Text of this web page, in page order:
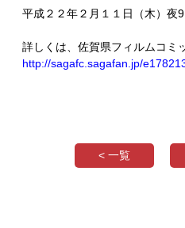
平成２２年２月１１日（木）夜
詳しくは、佐賀県フィルムコミ
http://sagafc.sagafan.jp/
< 一覧